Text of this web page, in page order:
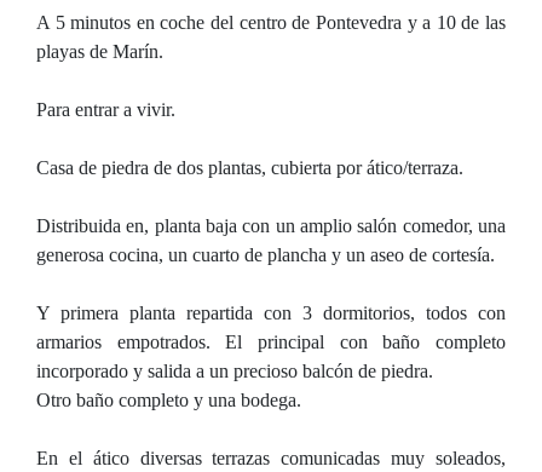
A 5 minutos en coche del centro de Pontevedra y a 10 de las
playas de Marín.
Para entrar a vivir.
Casa de piedra de dos plantas, cubierta por ático/terraza.
Distribuida en, planta baja con un amplio salón comedor, una
generosa cocina, un cuarto de plancha y un aseo de cortesía.
Y primera planta repartida con 3 dormitorios, todos con
armarios empotrados. El principal con baño completo
incorporado y salida a un precioso balcón de piedra.
Otro baño completo y una bodega.
En el ático diversas terrazas comunicadas muy soleados,